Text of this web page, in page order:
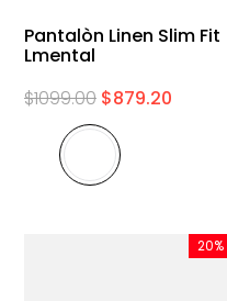
Pantalòn Linen Slim Fit
Lmental
$1099.00 $879.20
20%